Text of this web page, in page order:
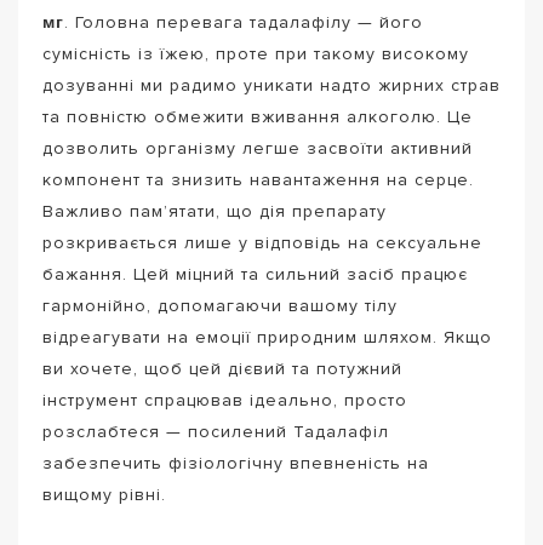
мг. Головна перевага тадалафілу — його
сумісність із їжею, проте при такому високому
дозуванні ми радимо уникати надто жирних страв
та повністю обмежити вживання алкоголю. Це
дозволить організму легше засвоїти активний
компонент та знизить навантаження на серце.
Важливо пам’ятати, що дія препарату
розкривається лише у відповідь на сексуальне
бажання. Цей міцний та сильний засіб працює
гармонійно, допомагаючи вашому тілу
відреагувати на емоції природним шляхом. Якщо
ви хочете, щоб цей дієвий та потужний
інструмент спрацював ідеально, просто
розслабтеся — посилений Тадалафіл
забезпечить фізіологічну впевненість на
вищому рівні.